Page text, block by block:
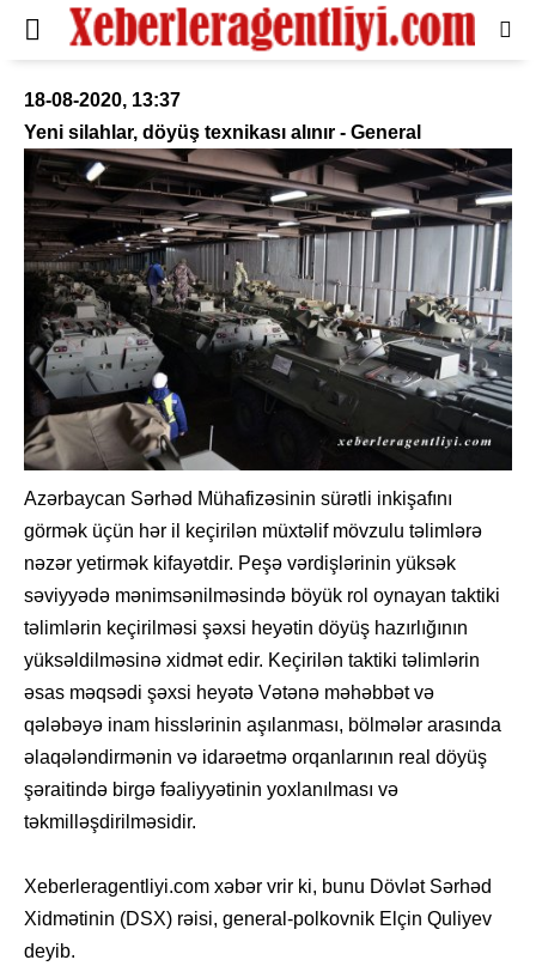
18-08-2020, 13:37
Yeni silahlar, döyüş texnikası alınır - General
Azərbaycan Sərhəd Mühafizəsinin sürətli inkişafını
görmək üçün hər il keçirilən müxtəlif mövzulu təlimlərə
nəzər yetirmək kifayətdir. Peşə vərdişlərinin yüksək
səviyyədə mənimsənilməsində böyük rol oynayan taktiki
təlimlərin keçirilməsi şəxsi heyətin döyüş hazırlığının
yüksəldilməsinə xidmət edir. Keçirilən taktiki təlimlərin
əsas məqsədi şəxsi heyətə Vətənə məhəbbət və
qələbəyə inam hisslərinin aşılanması, bölmələr arasında
əlaqələndirmənin və idarəetmə orqanlarının real döyüş
şəraitində birgə fəaliyyətinin yoxlanılması və
təkmilləşdirilməsidir.
Xeberleragentliyi.com xəbər vrir ki, bunu Dövlət Sərhəd
Xidmətinin (DSX) rəisi, general-polkovnik Elçin Quliyev
deyib.